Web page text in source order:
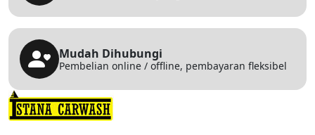
Mudah Dihubungi
Pembelian online / offline, pembayaran fleksibel